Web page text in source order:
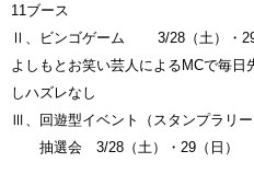
11ブース
Ⅱ、ビンゴゲーム 3/28（土）・
よしもとお笑い芸人によるMCで毎
しハズレなし
Ⅲ、回遊型イベント（スタンプラ
抽選会 3/28（土）・29（日）